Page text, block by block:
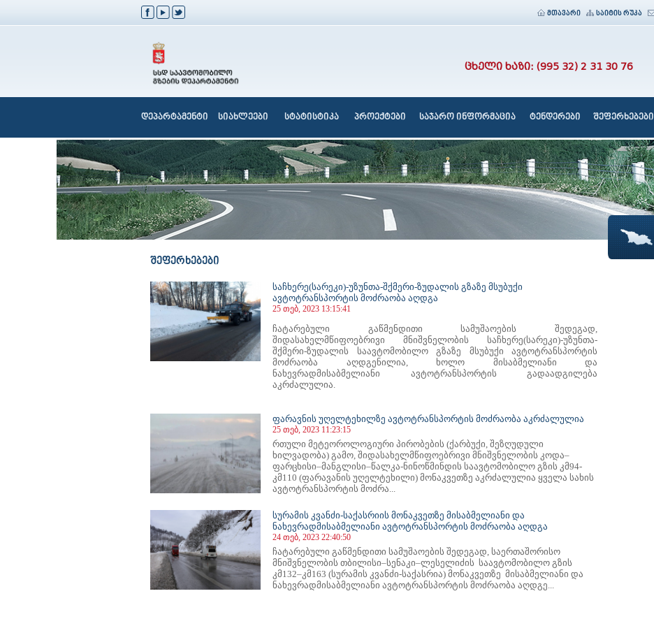
მთავარი საიტის რუკა
ცხელი ხაზი: (995 32) 2 31 30 76
დეპარტამენტი სიახლეები სტატისტიკა პროექტები საჯარო ინფორმაცია ტენდერები შეფერხებები
შეფერხებები
საჩხერე(სარეკი)-უზუნთა-შქმერი-ზუდალის გზაზე მსუბუქი
ავტოტრანსპორტის მოძრაობა აღდგა
25 თებ, 2023 13:15:41
ჩატარებული გაწმენდითი სამუშაოების შედეგად,
შიდასახელმწიფოებრივი მნიშვნელობის საჩხერე(სარეკი)-უზუნთა-
შქმერი-ზუდალის საავტომობილო გზაზე მსუბუქი ავტოტრანსპორტის
მოძრაობა აღდგენილია, ხოლო მისაბმელიანი და
ნახევრადმისაბმელიანი ავტოტრანსპორტის გადაადგილება
აკრძალულია.
ფარავნის უღელტეხილზე ავტოტრანსპორტის მოძრაობა აკრძალულია
25 თებ, 2023 11:23:15
რთული მეტეოროლოგიური პირობების (ქარბუქი, შეზღუდული
ხილვადობა) გამო, შიდასახელმწიფოებრივი მნიშვნელობის კოდა–
ფარცხისი–მანგლისი–წალკა-ნინოწმინდის საავტომობილო გზის კმ94-
კმ110 (ფარავანის უღელტეხილი) მონაკვეთზე აკრძალულია ყველა სახის
ავტოტრანსპორტის მოძრა...
სურამის კვანძი-საქასრიის მონაკვეთზე მისაბმელიანი და
ნახევრადმისაბმელიანი ავტოტრანსპორტის მოძრაობა აღდგა
24 თებ, 2023 22:40:50
ჩატარებული გაწმენდითი სამუშაოების შედეგად, საერთაშორისო
მნიშვნელობის თბილისი–სენაკი–ლესელიძის საავტომობილო გზის
კმ132–კმ163 (სურამის კვანძი-საქასრია) მონაკვეთზე მისაბმელიანი და
ნახევრადმისაბმელიანი ავტოტრანსპორტის მოძრაობა აღდგე...